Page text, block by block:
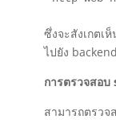
ซึ่งจะสังเกตเ
ไปยัง
การตรวจสอ
สามารถตรวจ